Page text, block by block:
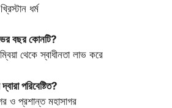
ধর্ম
বছর কোনটি?
থেকে স্বাধীনতা লাভ করে
পরিবেষ্টিত?
ও প্রশান্ত মহাসাগর